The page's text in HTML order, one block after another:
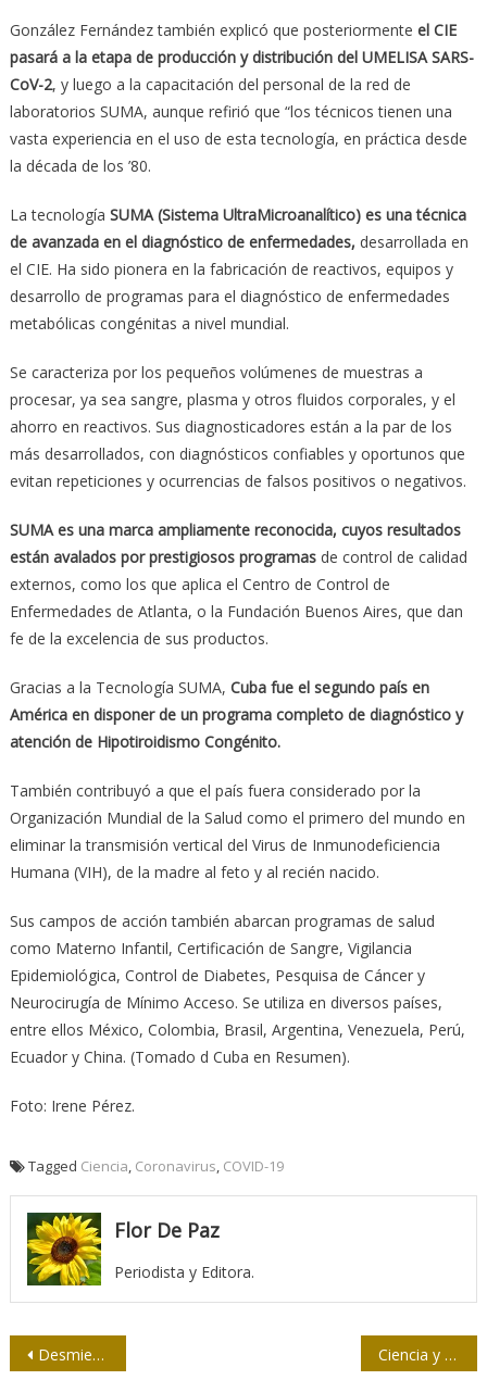
González Fernández también explicó que posteriormente el CIE
pasará a la etapa de producción y distribución del UMELISA SARS-
CoV-2, y luego a la capacitación del personal de la red de
laboratorios SUMA, aunque refirió que “los técnicos tienen una
vasta experiencia en el uso de esta tecnología, en práctica desde
la década de los ’80.
La tecnología SUMA (Sistema UltraMicroanalítico) es una técnica
de avanzada en el diagnóstico de enfermedades, desarrollada en
el CIE. Ha sido pionera en la fabricación de reactivos, equipos y
desarrollo de programas para el diagnóstico de enfermedades
metabólicas congénitas a nivel mundial.
Se caracteriza por los pequeños volúmenes de muestras a
procesar, ya sea sangre, plasma y otros fluidos corporales, y el
ahorro en reactivos. Sus diagnosticadores están a la par de los
más desarrollados, con diagnósticos confiables y oportunos que
evitan repeticiones y ocurrencias de falsos positivos o negativos.
SUMA es una marca ampliamente reconocida, cuyos resultados
están avalados por prestigiosos programasde control de calidad
externos, como los que aplica el Centro de Control de
Enfermedades de Atlanta, o la Fundación Buenos Aires, que dan
fe de la excelencia de sus productos.
Gracias a la Tecnología SUMA, Cuba fue el segundo país en
América en disponer de un programa completo de diagnóstico y
atención de Hipotiroidismo Congénito.
También contribuyó a que el país fuera considerado por la
Organización Mundial de la Salud como el primero del mundo en
eliminar la transmisión vertical del Virus de Inmunodeficiencia
Humana (VIH), de la madre al feto y al recién nacido.
Sus campos de acción también abarcan programas de salud
como Materno Infantil, Certificación de Sangre, Vigilancia
Epidemiológica, Control de Diabetes, Pesquisa de Cáncer y
Neurocirugía de Mínimo Acceso. Se utiliza en diversos países,
entre ellos México, Colombia, Brasil, Argentina, Venezuela, Perú,
Ecuador y China. (Tomado d Cuba en Resumen).
Foto: Irene Pérez.
Tagged Ciencia Coronavirus COVID-19
Flor De Paz
Periodista y Editora.
Navegación
Desmienten rumores sobre enfermedad de médicos cubanos en Sudáfrica Ciencia y pseudociencia, dos percepciones opuestas